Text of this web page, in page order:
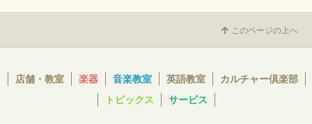
このページの上へ
店舗・教室 楽器 音楽教室 英語教室
カルチャー倶楽部
トピックス
サービス